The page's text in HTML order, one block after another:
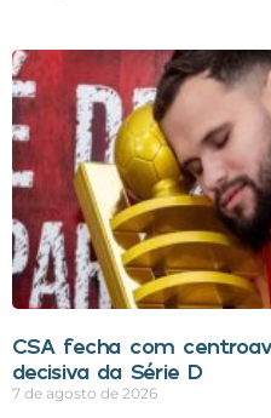
CSA fecha com
decisiva da Série D
7 de agosto de 2026